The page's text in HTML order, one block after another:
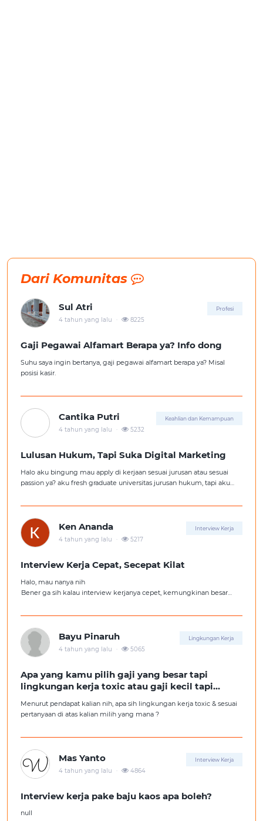
Dari Komunitas
Sul Atri Profesi
4 tahun yang lalu . 8225
Gaji Pegawai Alfamart Berapa ya? Info dong
Suhu saya ingin bertanya, gaji pegawai alfamart berapa ya? Misal
posisi kasir.
Cantika Putri Keahlian dan Kemampuan
4 tahun yang lalu . 5232
Lulusan Hukum, Tapi Suka Digital Marketing
Halo aku bingung mau apply di kerjaan sesuai jurusan atau sesuai
passion ya? aku fresh graduate universitas jurusan hukum, tapi aku
Ken Ananda Interview Kerja
4 tahun yang lalu . 5217
Interview Kerja Cepat, Secepat Kilat
Halo, mau nanya nih
Bener ga sih kalau interview kerjanya cepet, kemungkinan besar
Bayu Pinaruh Lingkungan Kerja
4 tahun yang lalu . 5065
Apa yang kamu pilih gaji yang besar tapi
lingkungan kerja toxic atau gaji kecil tapi
Menurut pendapat kalian nih, apa sih lingkungan kerja toxic & sesuai
pertanyaan di atas kalian milih yang mana ?
Mas Yanto Interview Kerja
4 tahun yang lalu . 4864
Interview kerja pake baju kaos apa boleh?
null